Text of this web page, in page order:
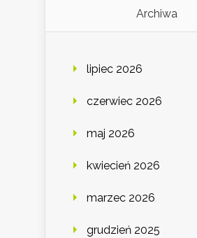
Archiwa
lipiec 2026
czerwiec 2026
maj 2026
kwiecień 2026
marzec 2026
grudzień 2025